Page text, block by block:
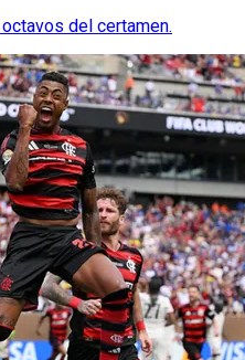
del certamen.